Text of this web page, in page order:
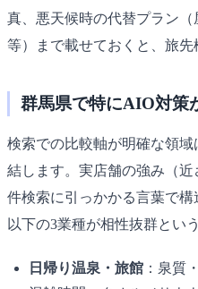
真、悪天候時の代替プラン
等）まで載せておくと、旅先
群馬県で特にAIO対策
検索での比較軸が明確な領
結します。実店舗の強み（
件検索に引っかかる言葉で
以下の3業種が相性抜群とい
日帰り温泉・旅館 ：泉質